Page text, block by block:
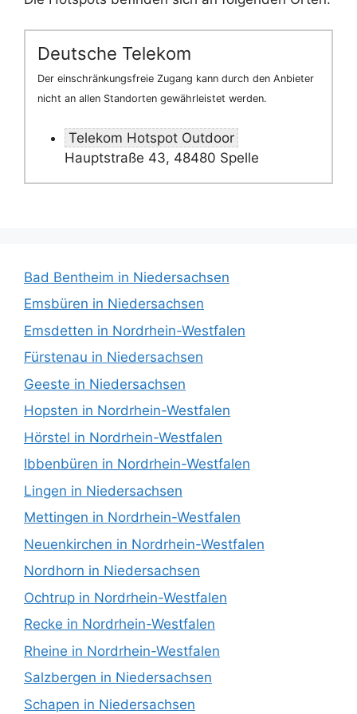
Deutsche Telekom
Der einschränkungsfreie Zugang kann durch den Anbieter
nicht an allen Standorten gewährleistet werden.
Telekom Hotspot Outdoor
Hauptstraße 43, 48480 Spelle
Bad Bentheim in Niedersachsen
Emsbüren in Niedersachsen
Emsdetten in Nordrhein-Westfalen
Fürstenau in Niedersachsen
Geeste in Niedersachsen
Hopsten in Nordrhein-Westfalen
Hörstel in Nordrhein-Westfalen
Ibbenbüren in Nordrhein-Westfalen
Lingen in Niedersachsen
Mettingen in Nordrhein-Westfalen
Neuenkirchen in Nordrhein-Westfalen
Nordhorn in Niedersachsen
Ochtrup in Nordrhein-Westfalen
Recke in Nordrhein-Westfalen
Rheine in Nordrhein-Westfalen
Salzbergen in Niedersachsen
Schapen in Niedersachsen